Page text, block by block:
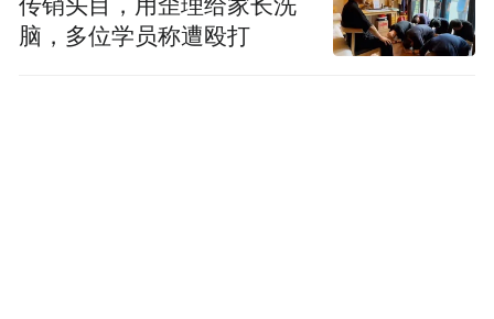
传销头目，用歪理给家长洗
脑，多位学员称遭殴打